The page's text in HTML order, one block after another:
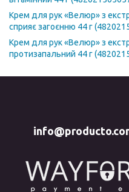
Крем для рук «Велюр» з
сприяє загоєнню 44 г
Крем для рук «Велюр» з
протизапальний 44 г